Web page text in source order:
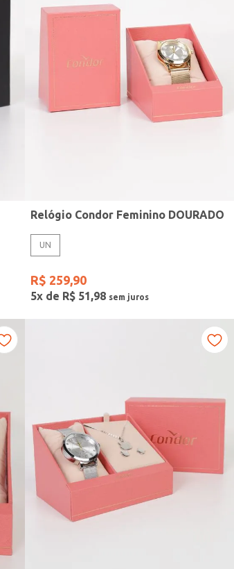
Relógio Condor Feminino DOURADO
UN
R$ 259,90
5x de R$ 51,98